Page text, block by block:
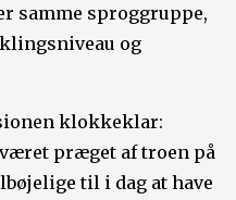
samme sproggruppe,
og
klokkeklar:
præget af troen på
til i dag at have